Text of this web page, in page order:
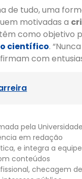
de tudo, uma
motivadas a
têm como objetivo
científico.
com
pela Universidade
em redação
e integra a equipe
conteúdos
checagem de